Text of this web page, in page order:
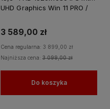
UHD Graphics Win 11 PRO /
3 589,00 zł
Cena regularna: 3 899,00 zł
Najniższa cena: 3 099,00 zł
Do koszyka